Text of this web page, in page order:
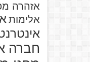
אזהרה
אלימות
חברה